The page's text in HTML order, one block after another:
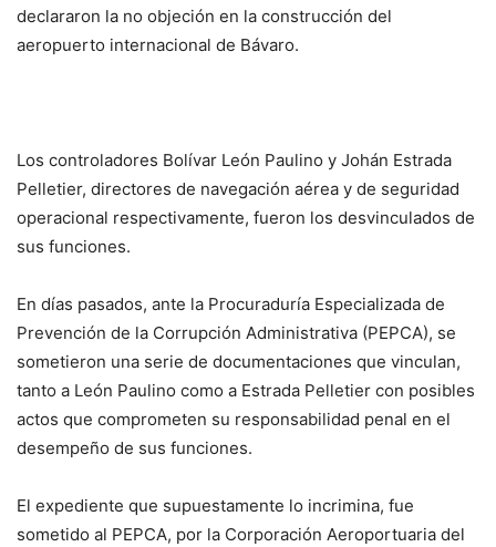
declararon la no objeción en la construcción del
aeropuerto internacional de Bávaro.
Los controladores Bolívar León Paulino y Johán Estrada
Pelletier, directores de navegación aérea y de seguridad
operacional respectivamente, fueron los desvinculados de
sus funciones.
En días pasados, ante la Procuraduría Especializada de
Prevención de la Corrupción Administrativa (PEPCA), se
sometieron una serie de documentaciones que vinculan,
tanto a León Paulino como a Estrada Pelletier con posibles
actos que comprometen su responsabilidad penal en el
desempeño de sus funciones.
El expediente que supuestamente lo incrimina, fue
sometido al PEPCA, por la Corporación Aeroportuaria del